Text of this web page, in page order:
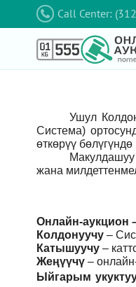
Call Center:
Ушул
Система)
өткөрүү
жана
Онлайн-аукцион
Колдонуучу –
Катышуучу –
Жеңүүчү –
Ыйгарым